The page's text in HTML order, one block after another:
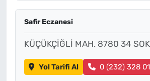
Safir Eczanesi
KÜÇÜKÇİĞLİ MAH. 8780 34
Yol Tarifi Al 0 (232) 328